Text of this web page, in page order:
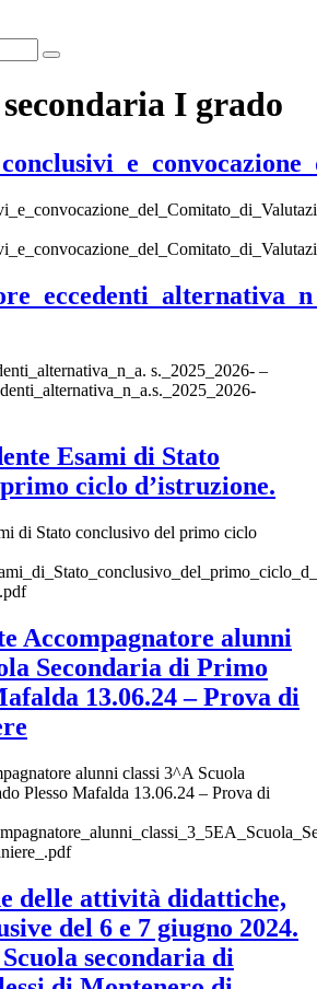
secondaria I grado
s._2025_2026- –
Esami di Stato
ciclo d’istruzione.
di Stato conclusivo del primo ciclo
Accompagnatore alunni
Secondaria di Primo
13.06.24 – Prova di
alunni classi 3^A Scuola
Plesso Mafalda 13.06.24 – Prova di
delle attività didattiche,
del 6 e 7 giugno 2024.
secondaria di